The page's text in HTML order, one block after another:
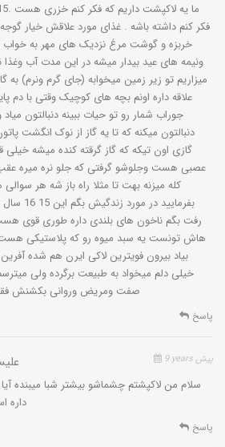
فکر کنم داشته باشه . غذای مورد علاقش خیار
خربزه و گوشت مرغ نزدیک های مهر به خواب
ونیمه های عید بیدار میشه در این مدت آب وغذا
میزاریم تو زیر زمین میخوابه (جای گرم ونرم) به
علاقه داره اونم بچه های کوچیک وقتی با دم
جوراب شمار رو تو حیات ببینه دنبالتون
دنبالتون میکنه که تا یه گاز از نوک انگشت
گازی اون تیکه که گاز گرقته کنده میشه خیلی
عصبی هست وجلوشو گرفتی که جلو نره میره
کله میزنه بهت تا مثلا راه باز شه هر
بفرمایید در
رفت بگم ناخون های بلندی داره طوری قوی
هاش تونست یه سبد میوه رو که پلاستیکی هست
بیاد بیرون فویترین لاکی ایرن هم شده
خیلی دلم میخواد به طبیعت برگرده ولی
صفت ومریض وروانی بکشنش
پاسخ
9 years پیش
سلام من لاکپشتم چشماشو بیشتر شبا میبنده
داره
پاسخ